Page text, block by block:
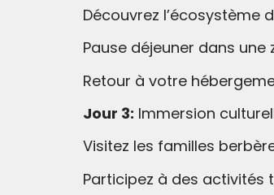
Découvrez l’écosystème
Pause déjeuner dans
Retour à votre
Jour 3: Immersion
Visitez les familles
Participez à des activités